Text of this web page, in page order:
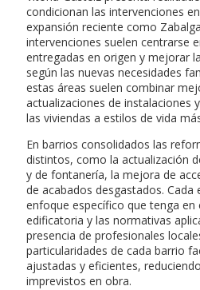
condicionan las intervenciones
expansión reciente como
intervenciones suelen centrarse
entregadas en origen y mejorar
según las nuevas necesidades
estas áreas suelen combinar
actualizaciones de instalaciones
las viviendas a estilos de vida
En barrios consolidados las
distintos, como la actualización
y de fontanería, la mejora de
de acabados desgastados. Cada
enfoque específico que tenga en
edificatoria y las normativas
presencia de profesionales
particularidades de cada barrio
ajustadas y eficientes,
imprevistos en obra.